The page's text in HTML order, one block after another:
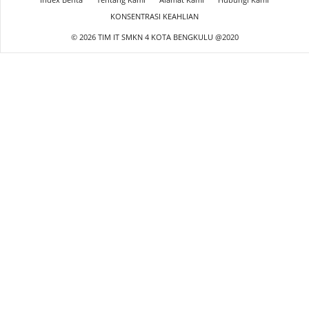
KONSENTRASI KEAHLIAN
© 2026 TIM IT SMKN 4 KOTA BENGKULU @2020